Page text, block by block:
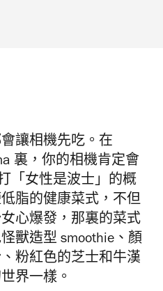
讓相機先吃。在
裏，你的相機肯定會
「女性是波士」的概
脂的健康菜式，不但
心爆發，那裏的菜式
獸造型 smoothie、顏
粉紅色的芝士和牛漢
界一樣。